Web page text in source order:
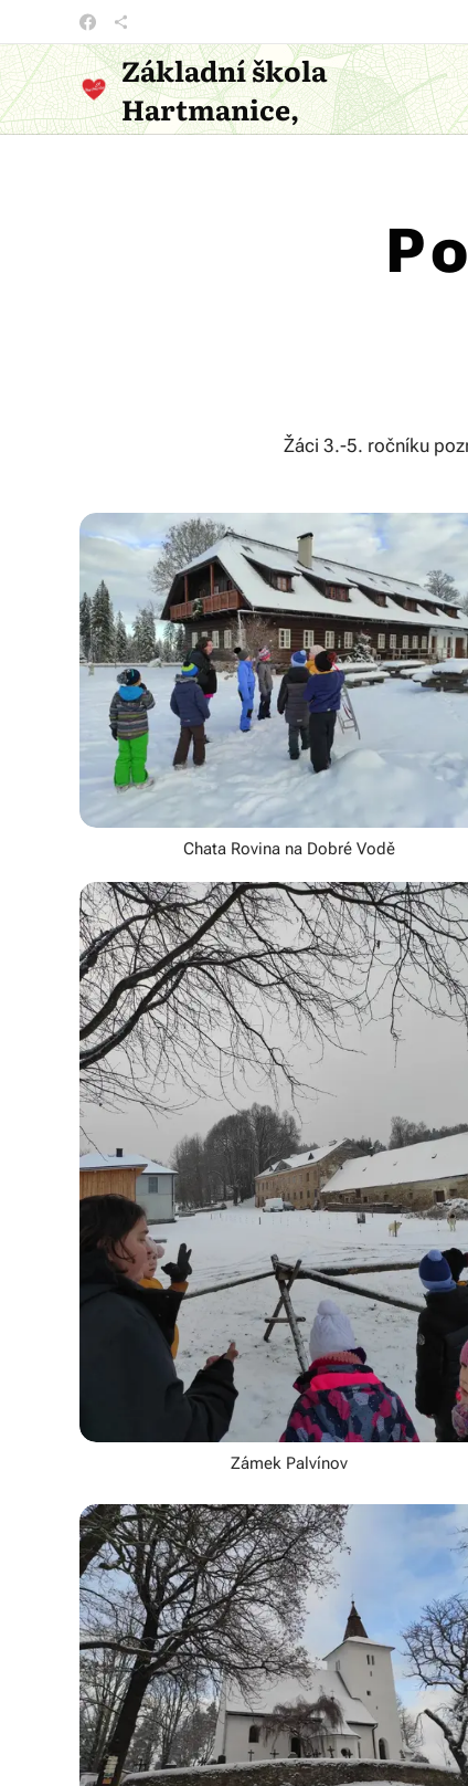
Základní škola
Hartmanice,
příspěvková organizace
Žáci 3.-5. ročníku
Chata Rovina na Dobré Vodě
Zámek Palvínov